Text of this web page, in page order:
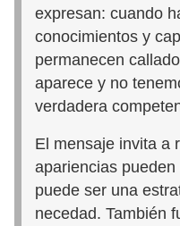
expresan: cuando
conocimientos y
permanecen
aparece y no
verdadera
El mensaje invita a
apariencias
puede ser una
necedad. También